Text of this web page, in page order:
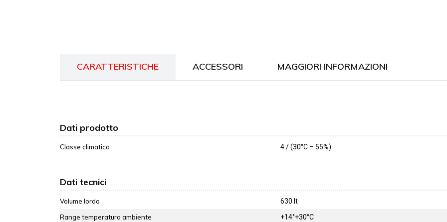
CARATTERISTICHE ACCESSORI MAGGIORI INFORMAZIONI
Dati prodotto
Classe climatica 4 / (30°C – 55%)
Dati tecnici
Volume lordo
630 lt
Range temperatura ambiente
+14°+30°C